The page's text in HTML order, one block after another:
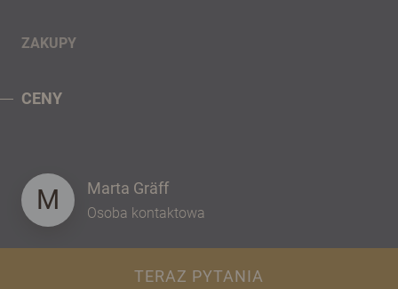
ZAKUPY
CENY
M Marta Gräff
Osoba kontaktowa
TERAZ PYTANIA